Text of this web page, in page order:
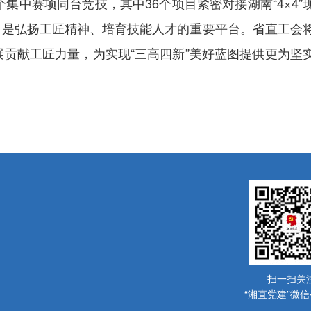
弘扬工匠精神、培育技能人才的重要平台。 省直工会
献工匠力量，为实现“三高四新”美好蓝图提供更为坚
扫一扫关
“湘直党建”微